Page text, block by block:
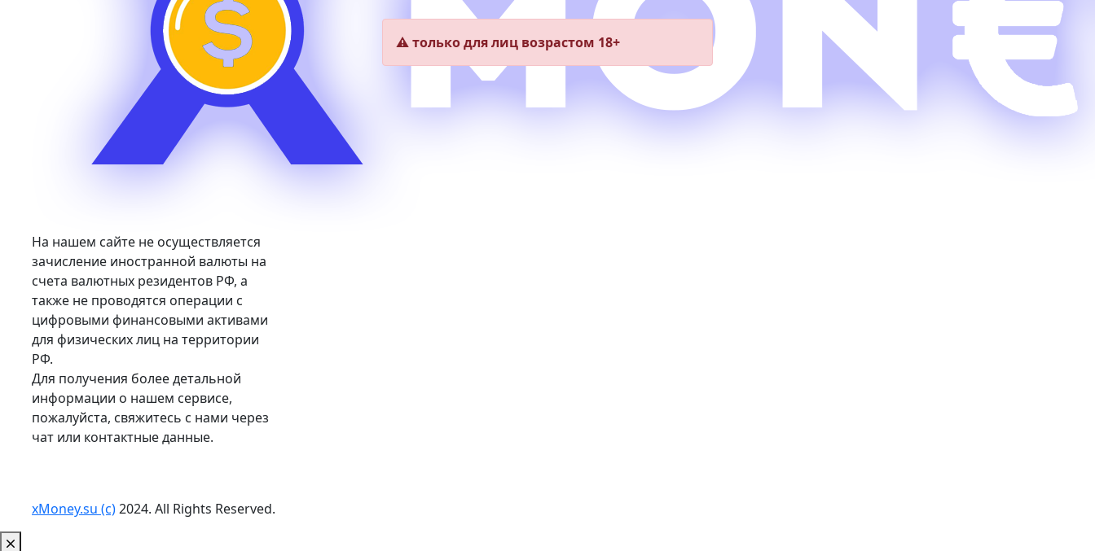
На нашем сайте не осуществляется
зачисление иностранной валюты на
счета валютных резидентов РФ, а
также не проводятся операции с
цифровыми финансовыми активами
для физических лиц на территории
РФ.
Для получения более детальной
информации о нашем сервисе,
пожалуйста, свяжитесь с нами через
чат или контактные данные.
⚠️ только для лиц возрастом 18+
xMoney.su (c)2024. All Rights Reserved.